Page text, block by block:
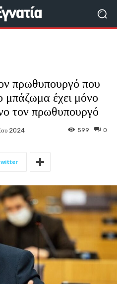
πρωθυπουργό που
μπάζωμα έχει μόνο
τον πρωθυπουργό
2024 0
599